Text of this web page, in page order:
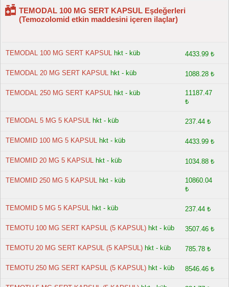
TEMODAL 100 MG SERT KAPSUL Eşdeğerleri
(Temozolomid etkin maddesini içeren ilaçlar)
TEMODAL 100 MG SERT KAPSUL hkt - küb 4433.99 ₺
TEMODAL 20 MG SERT KAPSUL hkt - küb 1088.28 ₺
TEMODAL 250 MG SERT KAPSUL hkt - küb
11187.47
₺
TEMODAL 5 MG 5 KAPSUL hkt - küb 237.44 ₺
TEMOMID 100 MG 5 KAPSUL hkt - küb 4433.99 ₺
TEMOMID 20 MG 5 KAPSUL hkt - küb 1034.88 ₺
TEMOMID 250 MG 5 KAPSUL hkt - küb
10860.04
₺
TEMOMID 5 MG 5 KAPSUL hkt - küb 237.44 ₺
TEMOTU 100 MG SERT KAPSUL (5 KAPSUL) hkt - küb 3507.46 ₺
TEMOTU 20 MG SERT KAPSUL (5 KAPSUL) hkt - küb 785.78 ₺
TEMOTU 250 MG SERT KAPSUL (5 KAPSUL) hkt - küb 8546.46 ₺